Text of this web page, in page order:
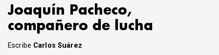
Joaquín Pacheco,
compañero de lucha
Escribe Carlos Suárez